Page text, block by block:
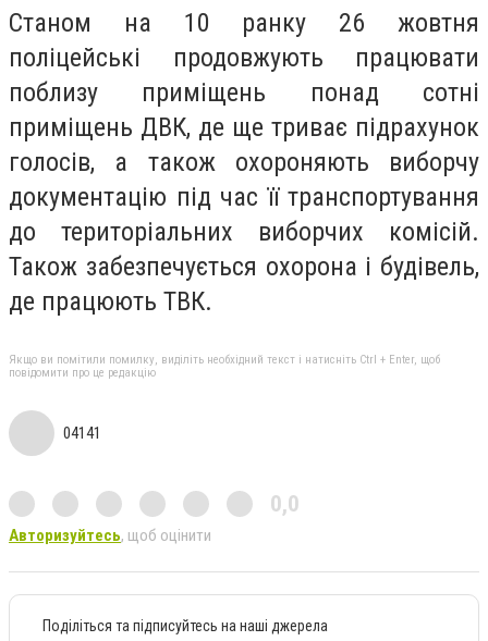
Станом на 10 ранку 26 жовтня
поліцейські продовжують працювати
поблизу приміщень понад сотні
приміщень ДВК, де ще триває підрахунок
голосів, а також охороняють виборчу
документацію під час її транспортування
до територіальних виборчих комісій.
Також забезпечується охорона і будівель,
де працюють ТВК.
Якщо ви помітили помилку, виділіть необхідний текст і натисніть Ctrl + Enter, щоб
повідомити про це редакцію
04141
0,0
Авторизуйтесь, щоб оцінити
Поділіться та підписуйтесь на наші джерела